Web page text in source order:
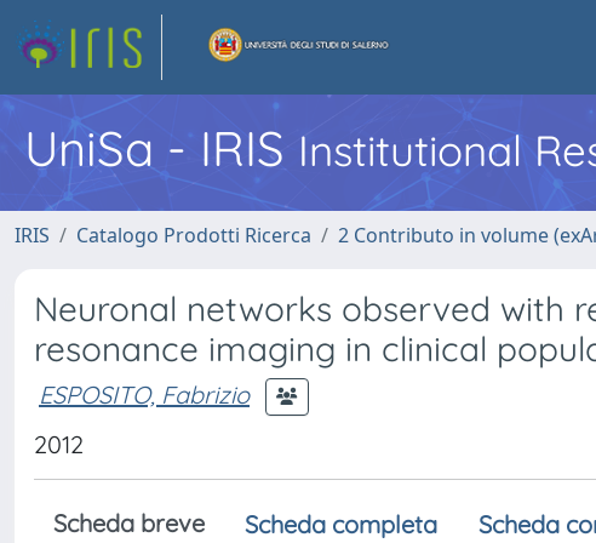
UniSa - IRIS Institutional
IRIS Catalogo Prodotti Ricerca 2 Contributo in volume
Neuronal networks observed with
resonance imaging in clinical
ESPOSITO, Fabrizio
2012
Scheda breve Scheda completa Scheda